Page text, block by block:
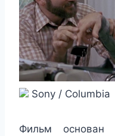
Sony / Columbia
Фильм основан